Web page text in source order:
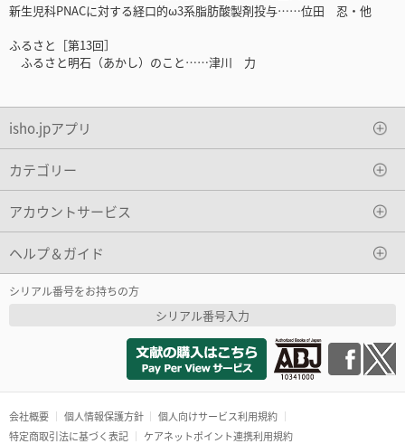
新生児科PNACに対する経口的ω3系脂肪酸製剤投与……位田 忍・他
ふるさと［第13回］
ふるさと明石（あかし）のこと……津川 力
isho.jpアプリ
カテゴリー
アカウントサービス
ヘルプ＆ガイド
シリアル番号をお持ちの方
シリアル番号入力
会社概要 個人情報保護方針
個人向けサービス利用規約
特定商取引法に基づく表記
ケアネットポイント連携利用規約